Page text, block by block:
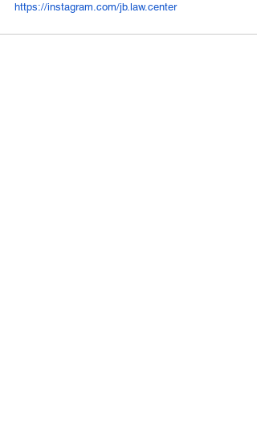
https://instagram.com/jb.law.center